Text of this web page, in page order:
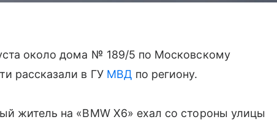
около дома № 189/5 по Московскому
рассказали в ГУ МВД по региону.
житель на «BMW Х6» ехал со стороны улицы